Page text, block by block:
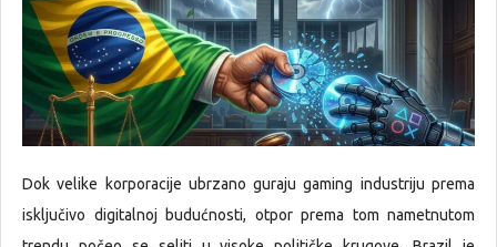
Dok velike korporacije ubrzano guraju gaming industriju prema
isključivo digitalnoj budućnosti, otpor prema tom nametnutom